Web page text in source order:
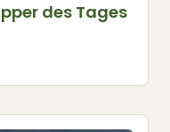
des Tages